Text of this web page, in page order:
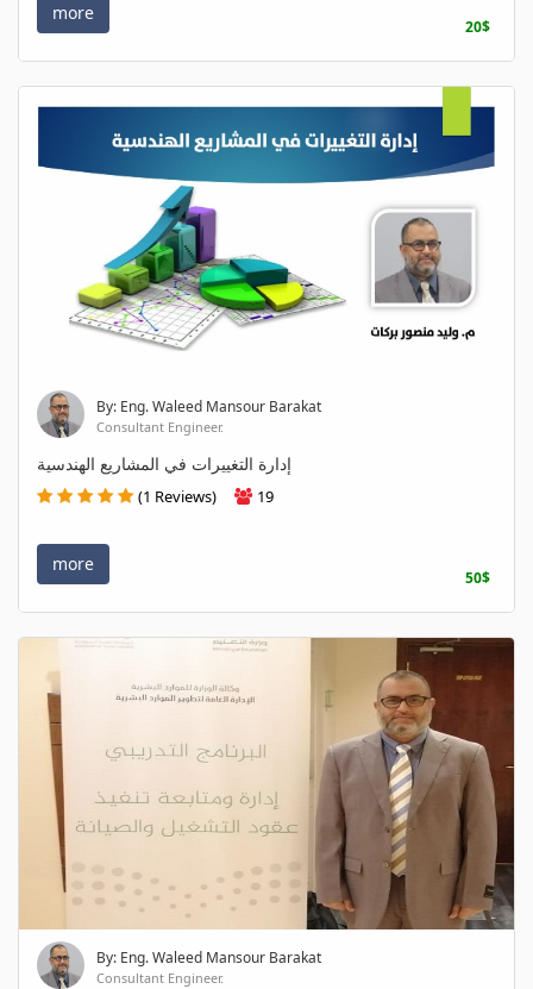
more
20$
By: Eng. Waleed Mansour Barakat
Consultant Engineer.
إدارة التغييرات في المشاريع الهندسية
(1 Reviews) 19
more
50$
By: Eng. Waleed Mansour Barakat
Consultant Engineer.